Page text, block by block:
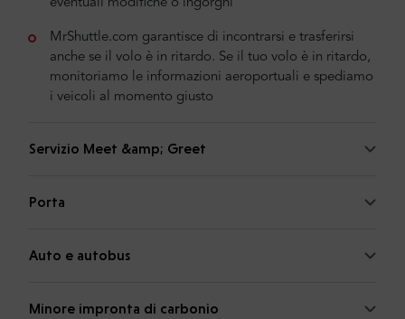
eventuali modifiche o ingorghi
MrShuttle.com garantisce di incontrarsi e trasferirsi
anche se il volo è in ritardo. Se il tuo volo è in ritardo,
monitoriamo le informazioni aeroportuali e spediamo
i veicoli al momento giusto
Servizio Meet &amp; Greet
Porta
Auto e autobus
Minore impronta di carbonio